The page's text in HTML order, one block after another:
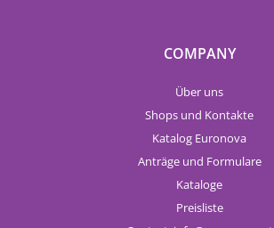
COMPANY
Über uns
Shops und Kontakte
Katalog Euronova
Anträge und Formulare
Kataloge
Preisliste